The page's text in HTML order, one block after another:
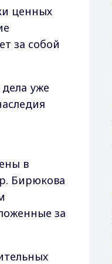
ценных
за собой
уже
в
Бирюкова
за